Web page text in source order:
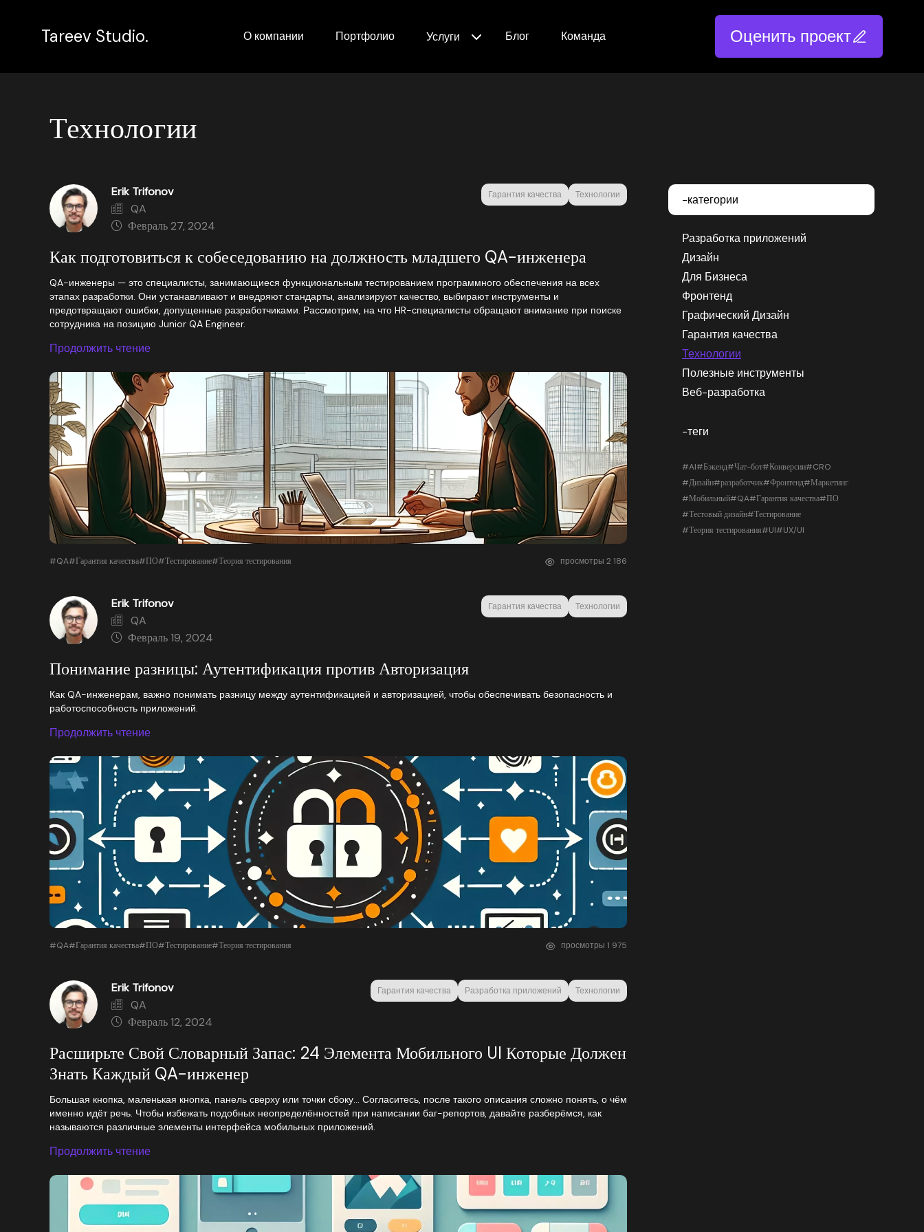
Tareev Studio. О компании Портфолио Услуги Блог Команда Оценить проект
Технологии
-категории
Разработка приложений
Дизайн
Для Бизнеса
Фронтенд
Графический Дизайн
Гарантия качества
Технологии
Полезные инструменты
Веб-разработка
-теги
#AI#Бэкенд#Чат-бот#Конверсии#CRO
#Дизайн#разработчик#Фронтенд#Маркетинг
#Мобильный#QA#Гарантия качества#ПО
#Тестовый дизайн#Тестирование
#Теория тестирования#UI#UX/UI
Erik Trifonov
QA
Февраль 27, 2024
Гарантия качества Технологии
Как подготовиться к собеседованию на должность младшего QA-инженера
QA-инженеры — это специалисты, занимающиеся функциональным тестированием программного обеспечения на всех
этапах разработки. Они устанавливают и внедряют стандарты, анализируют качество, выбирают инструменты и
предотвращают ошибки, допущенные разработчиками. Рассмотрим, на что HR-специалисты обращают внимание при поиске
сотрудника на позицию Junior QA Engineer.
Продолжить чтение
#QA#Гарантия качества#ПО#Тестирование#Теория тестирования просмотры 2 186
Erik Trifonov
QA
Февраль 19, 2024
Гарантия качества Технологии
Понимание разницы: Аутентификация против Авторизация
Как QA-инженерам, важно понимать разницу между аутентификацией и авторизацией, чтобы обеспечивать безопасность и
работоспособность приложений.
Продолжить чтение
#QA#Гарантия качества#ПО#Тестирование#Теория тестирования просмотры 1 975
Erik Trifonov
QA
Февраль 12, 2024
Гарантия качества Разработка приложений Технологии
Расширьте Свой Словарный Запас: 24 Элемента Мобильного UI Которые Должен
Знать Каждый QA-инженер
Большая кнопка, маленькая кнопка, панель сверху или точки сбоку… Согласитесь, после такого описания сложно понять, о чём
именно идёт речь. Чтобы избежать подобных неопределённостей при написании баг-репортов, давайте разберёмся, как
называются различные элементы интерфейса мобильных приложений.
Продолжить чтение